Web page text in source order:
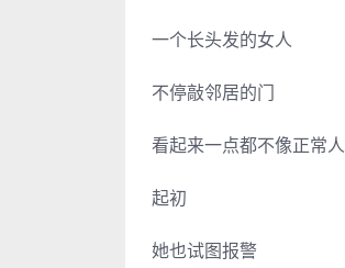
一个长头发的女人
不停敲邻居的门
看起来一点都不像正常人
起初
她也试图报警